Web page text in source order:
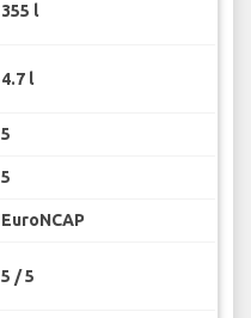
355 l
4.7 l
5
5
EuroNCAP
5 / 5